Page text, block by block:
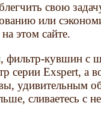
свою
или
этом сайте.
фильтр-кувшин с
серии Exspert,
удивительным
сливаетесь с